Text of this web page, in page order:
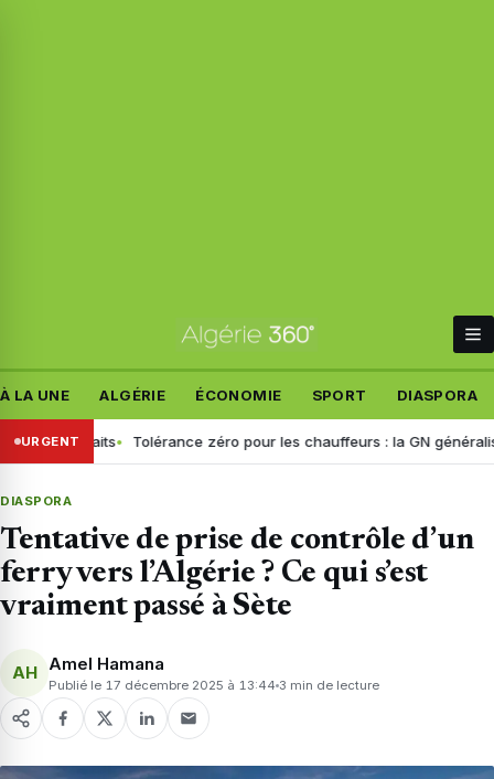
À LA UNE ALGÉRIE ÉCONOMIE SPORT DIASPORA
URGENT
faits Tolérance zéro pour les chauffeurs : la GN généralise le
DIASPORA
Tentative de prise de contrôle d’un
ferry vers l’Algérie ? Ce qui s’est
vraiment passé à Sète
AH Amel Hamana
Publié le 17 décembre 2025 à 13:44 3 min de lecture